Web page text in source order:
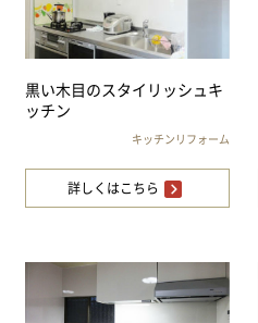
黒い木目のスタイリッシュキ
ッチン
キッチンリフォーム
詳しくはこちら